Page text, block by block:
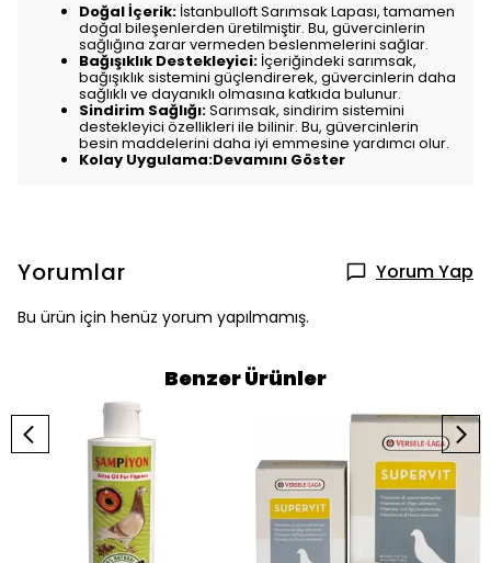
Doğal İçerik: İstanbulloft Sarımsak Lapası, tamamen
doğal bileşenlerden üretilmiştir. Bu, güvercinlerin
sağlığına zarar vermeden beslenmelerini sağlar.
Bağışıklık Destekleyici: İçeriğindeki sarımsak,
bağışıklık sistemini güçlendirerek, güvercinlerin daha
sağlıklı ve dayanıklı olmasına katkıda bulunur.
Sindirim Sağlığı:Sarımsak, sindirim sistemini
destekleyici özellikleri ile bilinir. Bu, güvercinlerin
besin maddelerini daha iyi emmesine yardımcı olur.
Kolay Uygulama:Devamını Göster
Yorumlar Yorum Yap
Bu ürün için henüz yorum yapılmamış.
Benzer Ürünler